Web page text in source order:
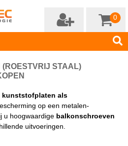
0
STAAL)
kunststofplaten als
op een metalen-
u hoogwaardige balkonschroeven
uitvoeringen.